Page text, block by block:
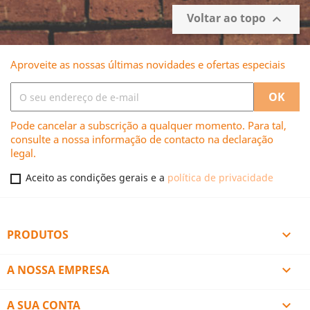
Voltar ao topo 
Aproveite as nossas últimas novidades e ofertas especiais
Pode cancelar a subscrição a qualquer momento. Para tal,
consulte a nossa informação de contacto na declaração
legal.
Aceito as condições gerais e a política de privacidade
PRODUTOS 
A NOSSA EMPRESA 
A SUA CONTA 